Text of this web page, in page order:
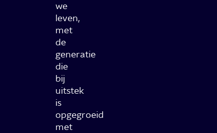
we
leven,
met
de
generatie
die
bij
uitstek
is
opgegroeid
met